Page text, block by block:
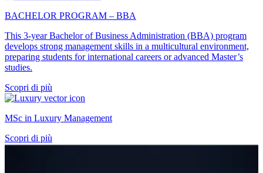
BACHELOR PROGRAM – BBA
This 3-year Bachelor of Business Administration (BBA) program
develops strong management skills in a multicultural environment,
preparing students for international careers or advanced Master’s
studies.
Scopri di più
MSc in Luxury Management
Scopri di più